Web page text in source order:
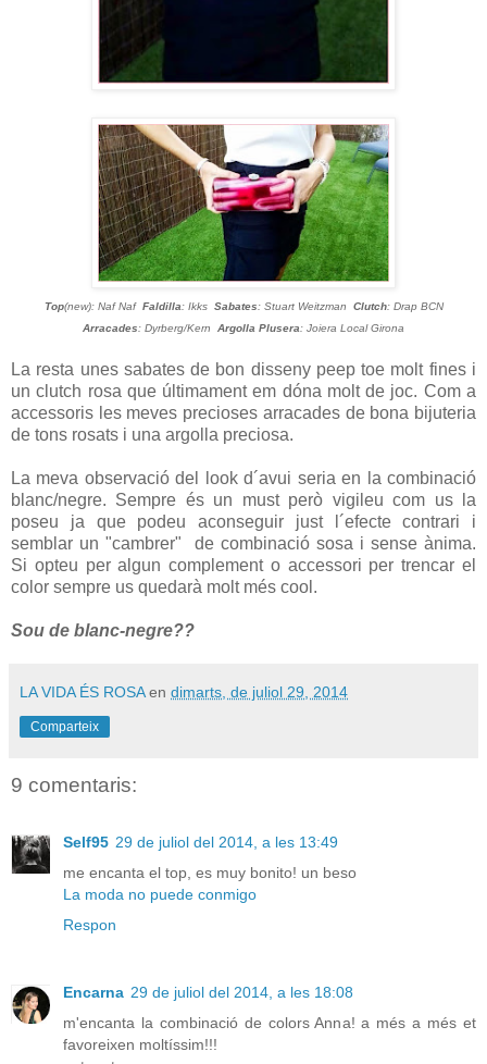
Top(new): Naf Naf Faldilla: Ikks Sabates: Stuart Weitzman Clutch: Drap BCN
Arracades: Dyrberg/Kern Argolla Plusera: Joiera Local Girona
La resta unes sabates de bon disseny peep toe molt fines i
un clutch rosa que últimament em dóna molt de joc. Com a
accessoris les meves precioses arracades de bona bijuteria
de tons rosats i una argolla preciosa.
La meva observació del look d´avui seria en la combinació
blanc/negre. Sempre és un must però vigileu com us la
poseu ja que podeu aconseguir just l´efecte contrari i
semblar un "cambrer" de combinació sosa i sense ànima.
Si opteu per algun complement o accessori per trencar el
color sempre us quedarà molt més cool.
Sou de blanc-negre??
LA VIDA ÉS ROSA en dimarts, de juliol 29, 2014
Comparteix
9 comentaris:
Self95 29 de juliol del 2014, a les 13:49
me encanta el top, es muy bonito! un beso
La moda no puede conmigo
Respon
Encarna 29 de juliol del 2014, a les 18:08
m'encanta la combinació de colors Anna! a més a més et
favoreixen moltíssim!!!